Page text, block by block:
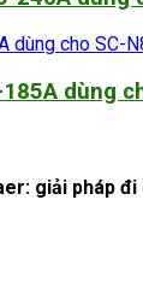
dùng
giải pháp đi